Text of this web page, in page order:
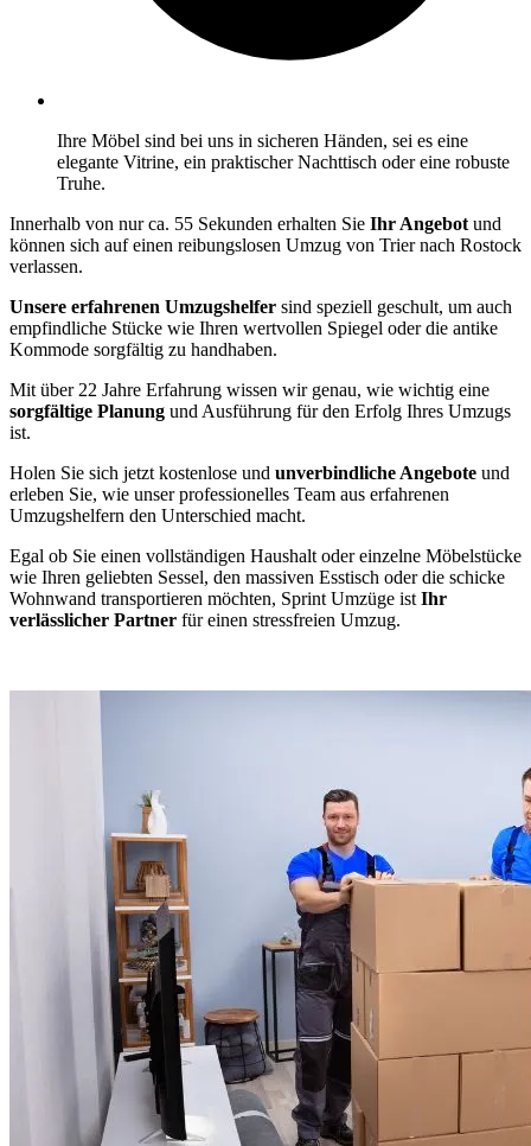
Ihre Möbel sind bei uns in sicheren Händen, sei es eine
elegante Vitrine, ein praktischer Nachttisch oder eine robuste
Truhe.
Innerhalb von nur ca. 55 Sekunden erhalten Sie Ihr Angebot und
können sich auf einen reibungslosen Umzug von Trier nach Rostock
verlassen.
Unsere erfahrenen Umzugshelfer sind speziell geschult, um auch
empfindliche Stücke wie Ihren wertvollen Spiegel oder die antike
Kommode sorgfältig zu handhaben.
Mit über 22 Jahre Erfahrung wissen wir genau, wie wichtig eine
sorgfältige Planung und Ausführung für den Erfolg Ihres Umzugs
ist.
Holen Sie sich jetzt kostenlose und unverbindliche Angebote und
erleben Sie, wie unser professionelles Team aus erfahrenen
Umzugshelfern den Unterschied macht.
Egal ob Sie einen vollständigen Haushalt oder einzelne Möbelstücke
wie Ihren geliebten Sessel, den massiven Esstisch oder die schicke
Wohnwand transportieren möchten, Sprint Umzüge ist Ihr
verlässlicher Partner für einen stressfreien Umzug.